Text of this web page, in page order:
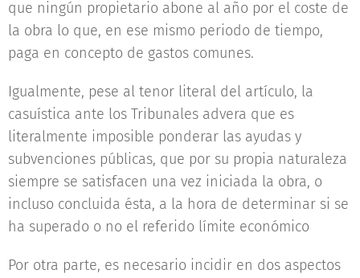
que ningún propietario abone al año por el coste de
la obra lo que, en ese mismo periodo de tiempo,
paga en concepto de gastos comunes.
Igualmente, pese al tenor literal del artículo, la
casuística ante los Tribunales advera que es
literalmente imposible ponderar las ayudas y
subvenciones públicas, que por su propia naturaleza
siempre se satisfacen una vez iniciada la obra, o
incluso concluida ésta, a la hora de determinar si se
ha superado o no el referido límite económico
Por otra parte, es necesario incidir en dos aspectos